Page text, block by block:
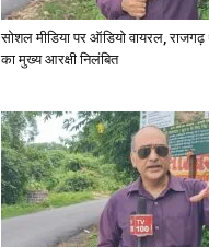
Hindi
सोशल मीडिया पर ऑडियो वायरल, राजगढ़
का मुख्य आरक्षी निलंबित